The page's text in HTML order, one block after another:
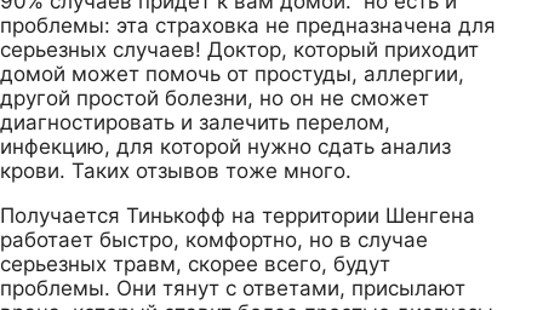
проблемы: эта страховка не предназначена для
серьезных случаев! Доктор, который приходит
домой может помочь от простуды, аллергии,
другой простой болезни, но он не сможет
диагностировать и залечить перелом,
инфекцию, для которой нужно сдать анализ
крови. Таких отзывов тоже много.
Получается Тинькофф на территории Шенгена
работает быстро, комфортно, но в случае
серьезных травм, скорее всего, будут
проблемы. Они тянут с ответами, присылают